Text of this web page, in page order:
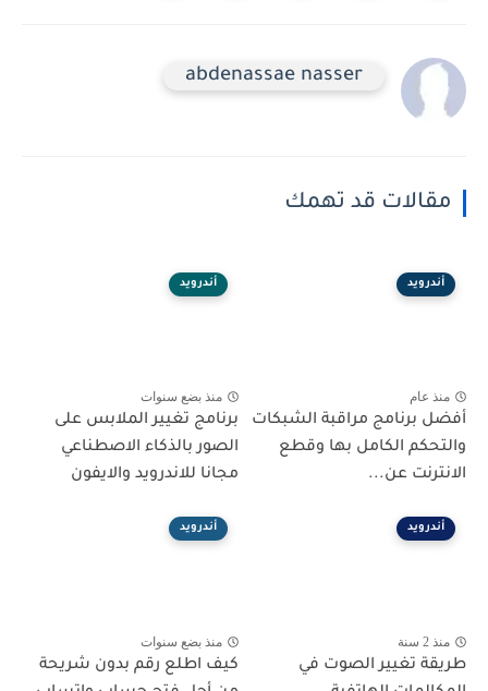
abdenassae nasser
مقالات قد تهمك
أندرويد
منذ عام
أفضل برنامج مراقبة الشبكات
والتحكم الكامل بها وقطع
الانترنت عن...
أندرويد
منذ بضع سنوات
برنامج تغيير الملابس على
الصور بالذكاء الاصطناعي
مجانا للاندرويد والايفون
أندرويد
منذ 2 سنة
طريقة تغيير الصوت في
أندرويد
منذ بضع سنوات
كيف اطلع رقم بدون شريحة